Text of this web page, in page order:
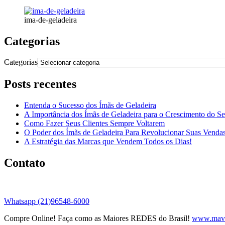
ima-de-geladeira
Categorias
Categorias
Posts recentes
Entenda o Sucesso dos Ímãs de Geladeira
A Importância dos Ímãs de Geladeira para o Crescimento do
Como Fazer Seus Clientes Sempre Voltarem
O Poder dos Ímãs de Geladeira Para Revolucionar Suas
A Estratégia das Marcas que Vendem Todos os Dias!
Contato
Whatsapp (21)96548-6000
Compre Online! Faça como as Maiores REDES do Brasil!